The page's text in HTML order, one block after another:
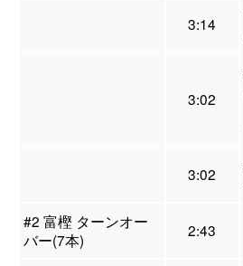
3:14
3:02
3:02
#2 富樫 ターンオー
バー(7本)
2:43